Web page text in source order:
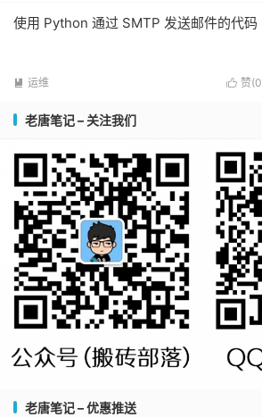
使用 Python 通过 SMTP 发送邮件的代码
 赞(0
 运维
老唐笔记 – 关注我们
老唐笔记 – 优惠推送